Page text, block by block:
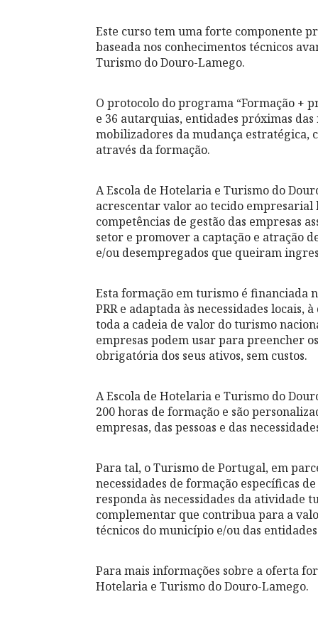
Este curso tem uma forte componente
baseada nos conhecimentos técnicos
Turismo do Douro-Lamego.
O protocolo do programa “Formação +
e 36 autarquias, entidades próximas
mobilizadores da mudança estratégica,
através da formação.
A Escola de Hotelaria e Turismo do
acrescentar valor ao tecido
competências de gestão das empresas
setor e promover a captação e atração
e/ou desempregados que queiram
Esta formação em turismo é financiada
PRR e adaptada às necessidades locais,
toda a cadeia de valor do turismo
empresas podem usar para preencher
obrigatória dos seus ativos, sem custos.
A Escola de Hotelaria e Turismo do
200 horas de formação e são
empresas, das pessoas e das
Para tal, o Turismo de Portugal, em
necessidades de formação específicas
responda às necessidades da
complementar que contribua para a
técnicos do município e/ou das
Para mais informações sobre a oferta
Hotelaria e Turismo do Douro-Lamego.